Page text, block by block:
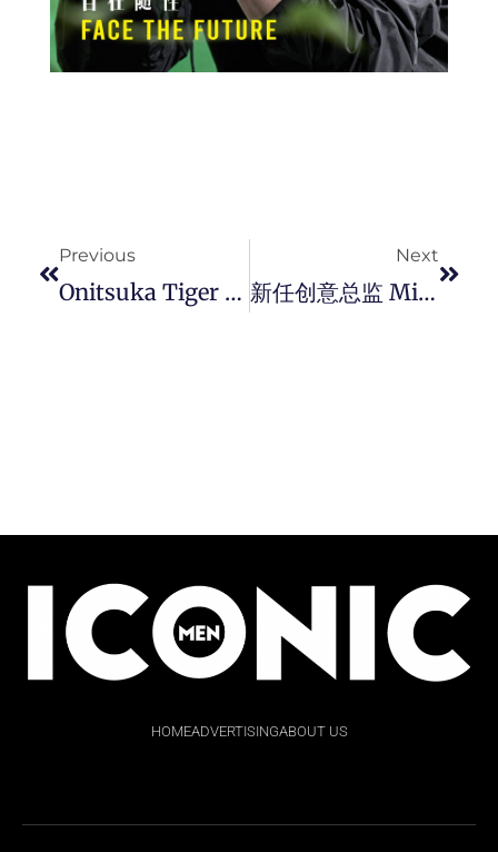
Previous
Onitsuka Tiger 旗舰店插旗巴黎香榭丽舍大道 ，在精品一条龙的购物圣地，成为兼具古典与现代风的存在。
Next
新任创意总监 Michael Rider 打造的全新 CELINE 2026 春季系列，以学院剪裁、雕塑线条与大胆配色，为品牌开启新篇章。
HOMEADVERTISINGABOUT US